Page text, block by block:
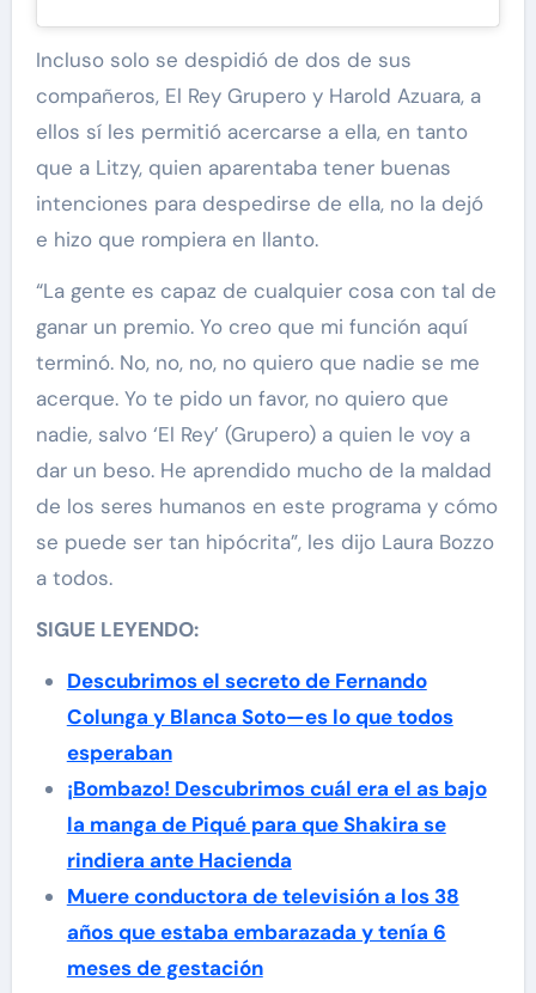
Incluso solo se despidió de dos de sus
compañeros, El Rey Grupero y Harold Azuara, a
ellos sí les permitió acercarse a ella, en tanto
que a Litzy, quien aparentaba tener buenas
intenciones para despedirse de ella, no la dejó
e hizo que rompiera en llanto.
“La gente es capaz de cualquier cosa con tal de
ganar un premio. Yo creo que mi función aquí
terminó. No, no, no, no quiero que nadie se me
acerque. Yo te pido un favor, no quiero que
nadie, salvo ‘El Rey’ (Grupero) a quien le voy a
dar un beso. He aprendido mucho de la maldad
de los seres humanos en este programa y cómo
se puede ser tan hipócrita”, les dijo Laura Bozzo
a todos.
SIGUE LEYENDO:
Descubrimos el secreto de Fernando
Colunga y Blanca Soto—es lo que todos
esperaban
¡Bombazo! Descubrimos cuál era el as bajo
la manga de Piqué para que Shakira se
rindiera ante Hacienda
Muere conductora de televisión a los 38
años que estaba embarazada y tenía 6
meses de gestación